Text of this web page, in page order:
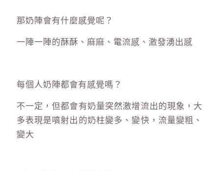
那奶陣會有什麼感覺呢？
一陣一陣的酥酥、麻麻、電流感、激發湧出感
每個人奶陣都會有感覺嗎？
不一定，但都會有奶量突然激增流出的現象，大
多表現是噴射出的奶柱變多、變快，流量變粗、
變大